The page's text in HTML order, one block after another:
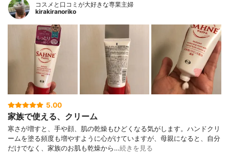
コスメと口コミが大好きな専業主婦
kirakiranoriko
5.00
家族で使える、クリーム
寒さが増すと、手や顔、肌の乾燥もひどくなる気がします。ハンドクリ
ームを塗る頻度も増やすように心がけていますが、母親になると、自分
だけでなく、家族のお肌も乾燥から…続きを見る